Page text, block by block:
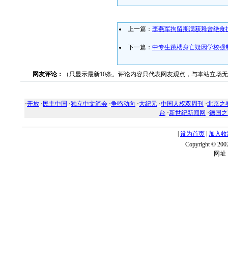
上一篇： 李燕军拘留期满获释曾绝食
下一篇： 中专生跳楼身亡疑因学校强
网友评论： （只显示最新10条。评论内容只代表网友观点，与本站立场
·开放 · 民主中国 ·独立中文笔会 ·争鸣动向 ·大纪元 ·中国人权双周刊 ·北京之
台 ·新世纪新闻网 ·德国
设为首页 加入
Copyright ©
网址